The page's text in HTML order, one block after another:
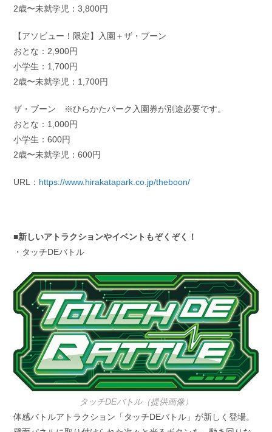
2歳〜未就学児：3,800円
【アソビュー！限定】入園＋ザ・ブーン
おとな：2,900円
小学生：1,700円
2歳〜未就学児：1,700円
ザ・ブーン ※ひらかたパーク入園券が別途必要です。
おとな：1,000円
小学生：600円
2歳〜未就学児：600円
URL： https://www.hirakatapark.co.jp/theboon/
■新しいアトラクションやイベントもぞくぞく！
・タッチDEバトル
タッチDEバトル（提供画像）
体感バトルアトラクション「タッチDEバトル」が新しく登場。